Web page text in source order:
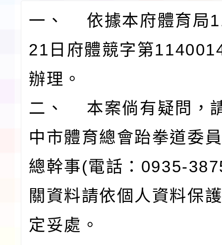
一、 依據本府體育局
21日府體競字第
辦理。
二、 本案倘有疑問，
中市體育總會跆拳道委
總幹事(電話：0935-
關資料請依個人資料保
定妥處。